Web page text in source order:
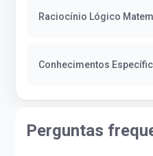
Raciocínio Lógico
Conhecimentos
Perguntas